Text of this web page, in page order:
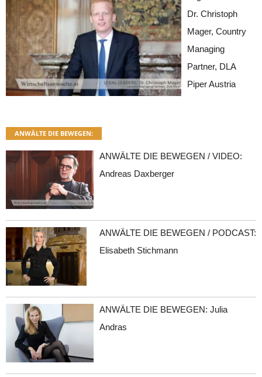
Dr. Christoph
Mager, Country
Managing
Partner, DLA
Piper Austria
ANWÄLTE DIE BEWEGEN:
ANWÄLTE DIE BEWEGEN / VIDEO:
Andreas Daxberger
ANWÄLTE DIE BEWEGEN / PODCAST:
Elisabeth Stichmann
ANWÄLTE DIE BEWEGEN: Julia
Andras